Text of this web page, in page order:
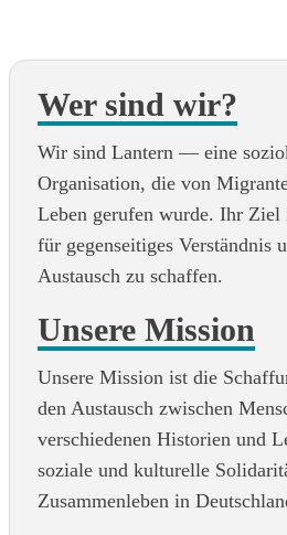
Wer sind wir?
Wir sind Lantern — eine
Organisation, die von
Leben gerufen wurde. Ihr Ziel
für gegenseitiges Verständnis
Austausch zu schaffen.
Unsere Mission
Unsere Mission ist die
den Austausch zwischen
verschiedenen Historien und
soziale und kulturelle
Zusammenleben in